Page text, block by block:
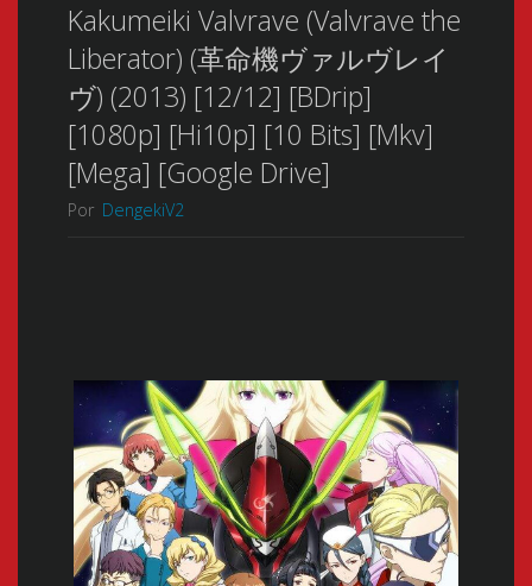
Kakumeiki Valvrave (Valvrave the
Liberator) (革命機ヴァルヴレイ
ヴ) (2013) [12/12] [BDrip]
[1080p] [Hi10p] [10 Bits] [Mkv]
[Mega] [Google Drive]
Por DengekiV2